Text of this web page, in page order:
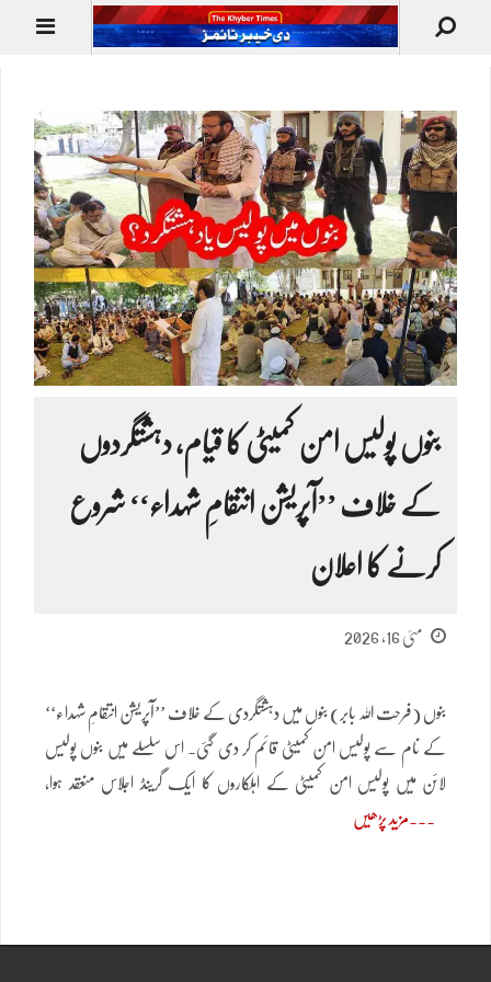
بنوں پولیس امن کمیٹی کا قیام، دہشتگردوں
کے خلاف ’’آپریشن انتقامِ شہداء‘‘ شروع
کرنے کا اعلان
مئی 16, 2026
بنوں (فرحت اللہ بابر) بنوں میں دہشتگردی کے خلاف ’’آپریشن انتقامِ شہداء‘‘
کے نام سے پولیس امن کمیٹی قائم کر دی گئی۔ اس سلسلے میں بنوں پولیس
لائن میں پولیس امن کمیٹی کے اہلکاروں کا ایک گرینڈ اجلاس منعقد ہوا،
مزید پڑھیں